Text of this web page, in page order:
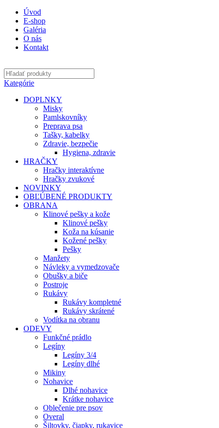
Úvod
E-shop
Galéria
O nás
Kontakt
Kategórie
DOPLNKY
Misky
Pamlskovníky
Preprava psa
Tašky, kabelky
Zdravie, bezpečie
Hygiena, zdravie
HRAČKY
Hračky interaktívne
Hračky zvukové
NOVINKY
OBĽÚBENÉ PRODUKTY
OBRANA
Klinové pešky a kože
Klinové pešky
Koža na kúsanie
Kožené pešky
Pešky
Manžety
Návleky a vymedzovače
Obušky a biče
Postroje
Rukávy
Rukávy kompletné
Rukávy skrátené
Vodítka na obranu
ODEVY
Funkčné prádlo
Legíny
Legíny 3/4
Legíny dlhé
Mikiny
Nohavice
Dlhé nohavice
Krátke nohavice
Oblečenie pre psov
Overal
Šiltovky, čiapky, rukavice